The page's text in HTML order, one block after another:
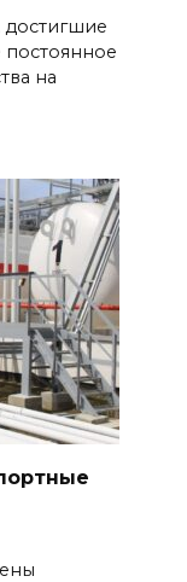
достигшие
на